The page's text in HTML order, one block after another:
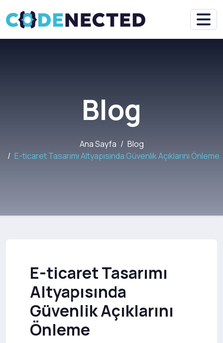
Blog
Ana Sayfa
Blog
E-ticaret Tasarımı Altyapısında Güvenlik Açıklarını Önleme
E-ticaret Tasarımı
Altyapısında
Güvenlik Açıklarını
Önleme